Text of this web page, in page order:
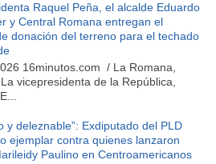
Raquel Peña, el alcalde Eduardo
y Central Romana entregan el
donación del terreno para el techado
16minutos.com / La Romana,
vicepresidenta de la República,
y deleznable”: Exdiputado del PLD
ejemplar contra quienes lanzaron
Paulino en Centroamericanos